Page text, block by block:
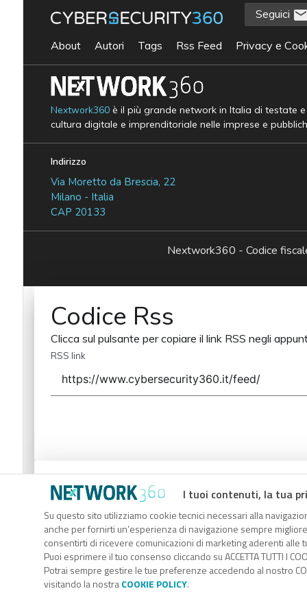
I tuoi contenuti, la tua
Su questo sito utilizziamo cookie tecnici necessari alla
anche per fornirti un’esperienza di navigazione sempre
consentirti di ricevere comunicazioni di marketing aderenti alle
Puoi esprimere il tuo consenso cliccando su ACCETTA TUTTI I
Potrai sempre gestire le tue preferenze accedendo al nostro
visitando la nostraCOOKIE POLICY.
Seguici
About Autori Tags Rss Feed Privacy e
Nextwork360è il più grande network in Italia di testate
cultura digitale e imprenditoriale nelle imprese e
Indirizzo
Via Moretto da Brescia, 22
Milano - Italia
CAP 20133
Nextwork360 - Codice
Codice Rss
Clicca sul pulsante per copiare il link RSS negli
RSS link
Codice Rss
Clicca sul pulsante per copiare il link RSS negli
RSS link